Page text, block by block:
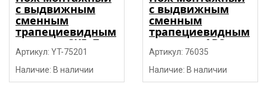
с выдвижным
сменным
трапециевидным
лезвием SK5, Zn,
TPR, ABS, 3 лезвия
"Yato"
Артикул: YT-75201
Наличие: В наличии
с выдвижным
сменным
трапециевидным
лезвием, ABS
"Vorel"
Артикул: 76035
Наличие: В наличии